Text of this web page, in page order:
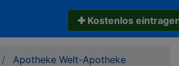
✚ Kostenlos
Apotheke Welt-Apotheke